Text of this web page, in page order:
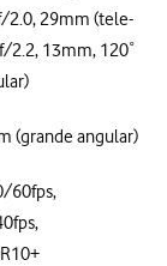
2.0, 29mm (tele-
2.2, 13mm, 120˚
(grande angular)
60fps,